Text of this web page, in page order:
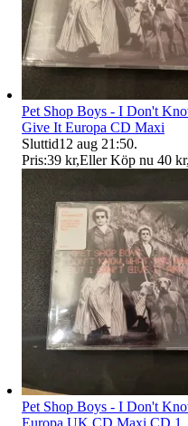
Pet Shop Boys - I Don't
Give It Europa CD Maxi
Sluttid12 aug 21:50.
Pris:39 kr,Eller Köp nu 40 kr,
Pet Shop Boys - I Don't
Europa UK CD Maxi CD 1